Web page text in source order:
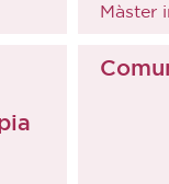
Màster